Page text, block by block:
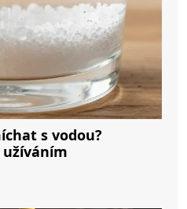
s vodou?
užíváním